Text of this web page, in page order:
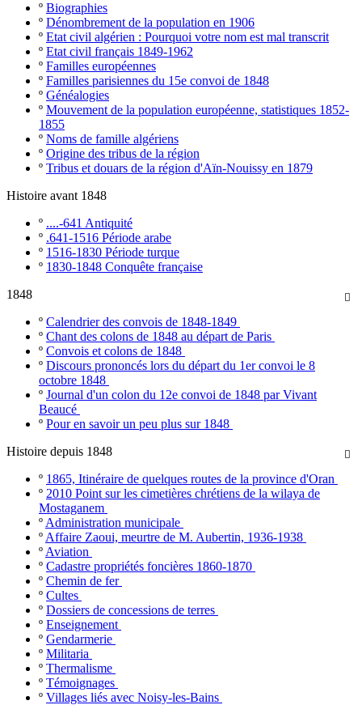
º Biographies
º Dénombrement de la population en 1906
º Etat civil algérien : Pourquoi votre nom est mal transcrit
º Etat civil français 1849-1962
º Familles européennes
º Familles parisiennes du 15e convoi de 1848
º Généalogies
º Mouvement de la population européenne, statistiques 1852-
1855
º Noms de famille algériens
º Origine des tribus de la région
º Tribus et douars de la région d'Aïn-Nouissy en 1879
Histoire avant 1848
º ....-641 Antiquité
º .641-1516 Période arabe
º 1516-1830 Période turque
º 1830-1848 Conquête française

1848
º Calendrier des convois de 1848-1849
º Chant des colons de 1848 au départ de Paris
º Convois et colons de 1848
º Discours prononcés lors du départ du 1er convoi le 8
octobre 1848
º Journal d'un colon du 12e convoi de 1848 par Vivant
Beaucé
º Pour en savoir un peu plus sur 1848

Histoire depuis 1848
º 1865, Itinéraire de quelques routes de la province d'Oran
º 2010 Point sur les cimetières chrétiens de la wilaya de
Mostaganem
º Administration municipale
º Affaire Zaoui, meurtre de M. Aubertin, 1936-1938
º Aviation
º Cadastre propriétés foncières 1860-1870
º Chemin de fer
º Cultes
º Dossiers de concessions de terres
º Enseignement
º Gendarmerie
º Militaria
º Thermalisme
º Témoignages
º Villages liés avec Noisy-les-Bains